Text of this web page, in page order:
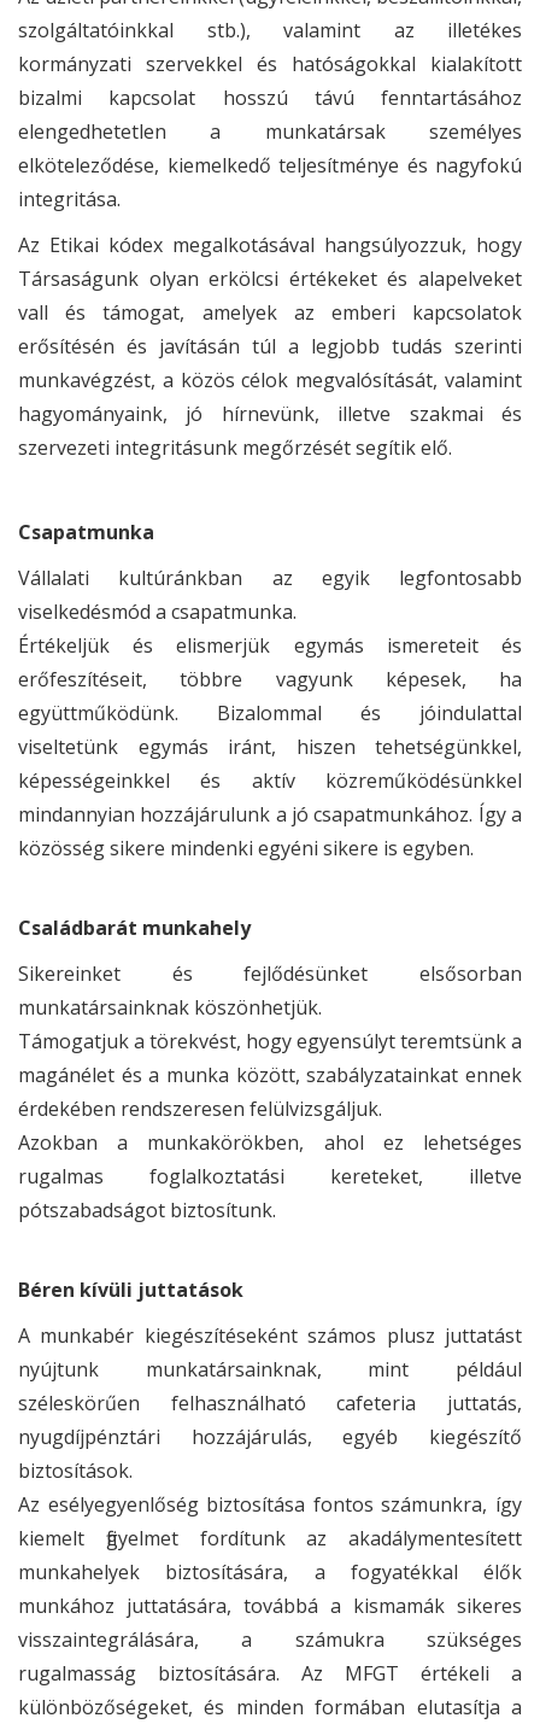
szolgáltatóinkkal stb.), valamint az illetékes
kormányzati szervekkel és hatóságokkal kialakított
bizalmi kapcsolat hosszú távú fenntartásához
elengedhetetlen a munkatársak személyes
elköteleződése, kiemelkedő teljesítménye és nagyfokú
integritása.
Az Etikai kódex megalkotásával hangsúlyozzuk, hogy
Társaságunk olyan erkölcsi értékeket és alapelveket
vall és támogat, amelyek az emberi kapcsolatok
erősítésén és javításán túl a legjobb tudás szerinti
munkavégzést, a közös célok megvalósítását, valamint
hagyományaink, jó hírnevünk, illetve szakmai és
szervezeti integritásunk megőrzését segítik elő.
Csapatmunka
Vállalati kultúránkban az egyik legfontosabb
viselkedésmód a csapatmunka.
Értékeljük és elismerjük egymás ismereteit és
erőfeszítéseit, többre vagyunk képesek, ha
együttműködünk. Bizalommal és jóindulattal
viseltetünk egymás iránt, hiszen tehetségünkkel,
képességeinkkel és aktív közreműködésünkkel
mindannyian hozzájárulunk a jó csapatmunkához. Így a
közösség sikere mindenki egyéni sikere is egyben.
Családbarát munkahely
Sikereinket és fejlődésünket elsősorban
munkatársainknak köszönhetjük.
Támogatjuk a törekvést, hogy egyensúlyt teremtsünk a
magánélet és a munka között, szabályzatainkat ennek
érdekében rendszeresen felülvizsgáljuk.
Azokban a munkakörökben, ahol ez lehetséges
rugalmas foglalkoztatási kereteket, illetve
pótszabadságot biztosítunk.
Béren kívüli juttatások
A munkabér kiegészítéseként számos plusz juttatást
nyújtunk munkatársainknak, mint például
széleskörűen felhasználható cafeteria juttatás,
nyugdíjpénztári hozzájárulás, egyéb kiegészítő
biztosítások.
Az esélyegyenlőség biztosítása fontos számunkra, így
kiemelt figyelmet fordítunk az akadálymentesített
munkahelyek biztosítására, a fogyatékkal élők
munkához juttatására, továbbá a kismamák sikeres
visszaintegrálására, a számukra szükséges
rugalmasság biztosítására. Az MFGT értékeli a
különbözőségeket, és minden formában elutasítja a